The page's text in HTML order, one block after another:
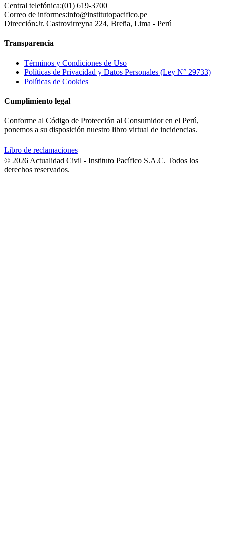
Central telefónica:(01) 619-3700
Correo de informes:info@institutopacifico.pe
Dirección:Jr. Castrovirreyna 224, Breña, Lima - Perú
Transparencia
Términos y Condiciones de Uso
Políticas de Privacidad y Datos Personales (Ley N° 29733)
Políticas de Cookies
Cumplimiento legal
Conforme al Código de Protección al Consumidor en el Perú,
ponemos a su disposición nuestro libro virtual de incidencias.
Libro de reclamaciones
© 2026 Actualidad Civil - Instituto Pacífico S.A.C. Todos los
derechos reservados.